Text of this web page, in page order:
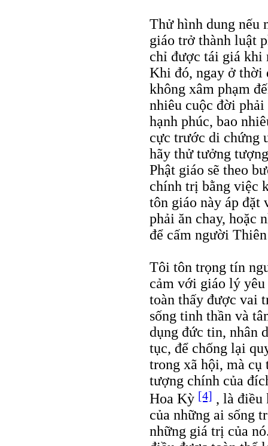
Thử hình dung nếu
giáo trở thành luật
chỉ được tái giá khi
Khi đó, ngay ở thời
không xâm phạm
nhiêu cuộc đời phải
hạnh phúc, bao
cực trước di chứng
hãy thử tưởng
Phật giáo sẽ theo
chính trị bằng việc
tôn giáo này áp
phải ăn chay, hoặc
để cấm người
Tôi tôn trọng tín
cảm với giáo lý
toàn thấy được vai
sống tinh thần và
dụng đức tin, nhân
tục, để chống lại
trong xã hội, mà
tượng chính của
Hoa Kỳ [4] , là điều
của những ai sống
những giá trị của